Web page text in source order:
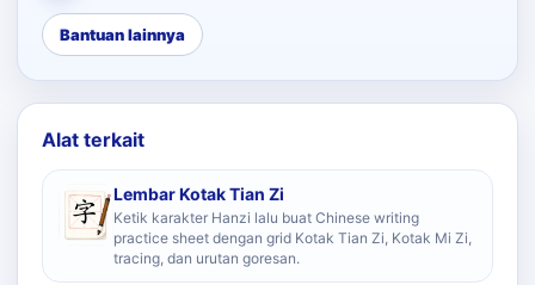
Bantuan lainnya
Alat terkait
Lembar Kotak Tian Zi
Ketik karakter Hanzi lalu buat Chinese writing
practice sheet dengan grid Kotak Tian Zi, Kotak Mi Zi,
tracing, dan urutan goresan.